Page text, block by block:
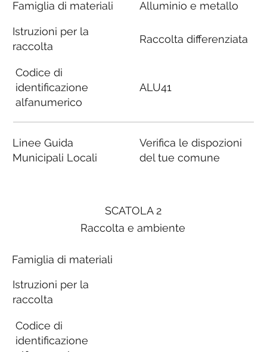
SCATOLA 2
Raccolta e ambiente
Famiglia di materiali
Istruzioni per la
raccolta
Codice di
identificazione
Famiglia di materiali
Istruzioni per la
raccolta
Codice di
identificazione
alfanumerico
Linee Guida
Municipali Locali
Alluminio e metallo
Raccolta differenziata
ALU41
Verifica le dispozioni
del tue comune